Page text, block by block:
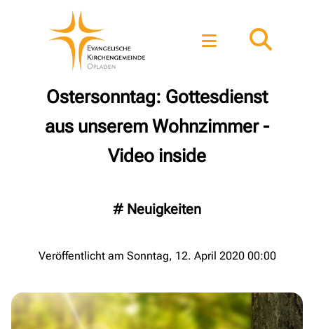
Ostersonntag: Gottesdienst
aus unserem Wohnzimmer -
Video inside
# Neuigkeiten
Veröffentlicht am Sonntag, 12. April 2020 00:00